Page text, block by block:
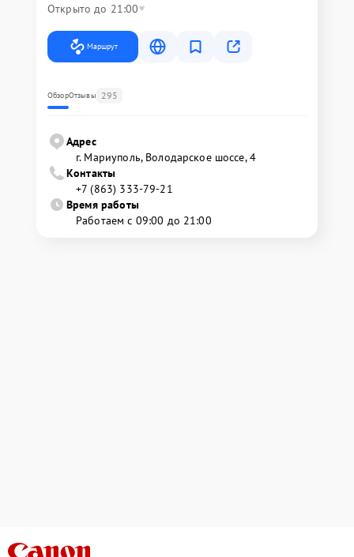
Открыто до 21:00
Маршрут
ОбзорОтзывы 295
Адрес
г. Мариуполь, Володарское шоссе, 4
Контакты
+7 (863) 333-79-21
Время работы
Работаем с 09:00 до 21:00